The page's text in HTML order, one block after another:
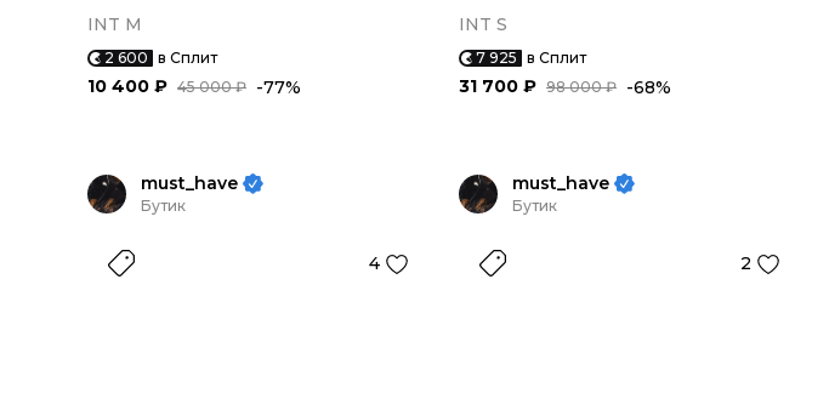
INT M
2 600 в Сплит
45 000 ₽
10 400 ₽ -77%
INT S
7 925 в Сплит
98 000 ₽
31 700 ₽ -68%
must_have
Бутик
4
must_have
Бутик
2